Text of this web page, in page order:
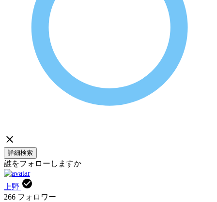
詳細検索
誰をフォローしますか
上野
266 フォロワー